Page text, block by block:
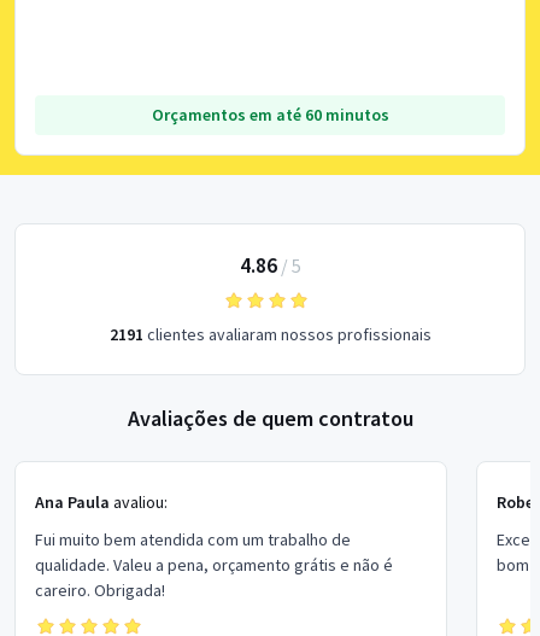
Orçamentos em até 60 minutos
4.86/ 5
2191 clientes avaliaram nossos profissionais
Avaliações de quem contratou
Ana Paula avaliou:
Fui muito bem atendida com um trabalho de
qualidade. Valeu a pena, orçamento grátis e não é
careiro. Obrigada!
bom